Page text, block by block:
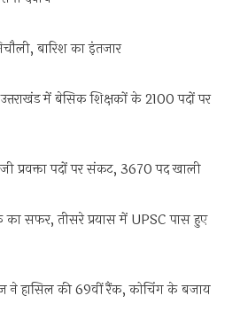
बारिश का इंतजार
में बेसिक शिक्षकों के 2100 पदों पर
प्रवक्ता पदों पर संकट, 3670 पद खाली
सफर, तीसरे प्रयास में UPSC पास हुए
ने हासिल की 69वीं रैंक, कोचिंग के बजाय